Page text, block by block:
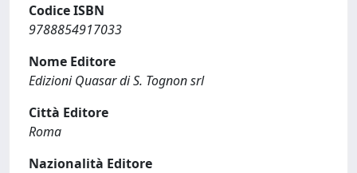
Codice ISBN
9788854917033
Nome Editore
Edizioni Quasar di S. Tognon srl
Città Editore
Roma
Nazionalità Editore